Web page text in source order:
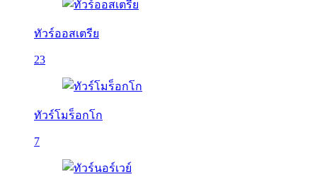
ทัวร์ออสเตรีย
23
ทัวร์โมร็อกโก
7